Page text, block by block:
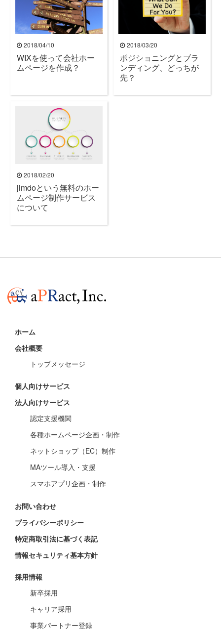
2018/04/10
WIXを使って会社ホー
ムページを作成？
2018/03/20
ポジショニングとブラ
ンディング、どっちが
先？
2018/02/20
jimdoという無料のホー
ムページ制作サービス
について
ホーム
会社概要
トップメッセージ
個人向けサービス
法人向けサービス
認定支援機関
各種ホームページ企画・制作
ネットショップ（EC）制作
MAツール導入・支援
スマホアプリ企画・制作
お問い合わせ
プライバシーポリシー
特定商取引法に基づく表記
情報セキュリティ基本方針
採用情報
新卒採用
キャリア採用
事業パートナー登録